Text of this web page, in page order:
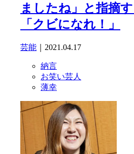
ましたね」と指摘
「クビになれ！」
芸能 ｜2021.04.17
納言
お笑い芸人
薄幸